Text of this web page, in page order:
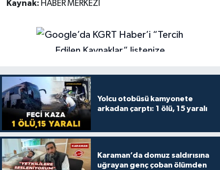
Kaynak: HABER MERKEZİ
Yolcu otobüsü kamyonete
arkadan çarptı: 1 ölü, 15 yaralı
Karaman’da domuz saldırısına
uğrayan genç çoban ölümden